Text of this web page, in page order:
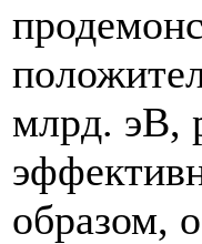
млрд. эВ,
образом,